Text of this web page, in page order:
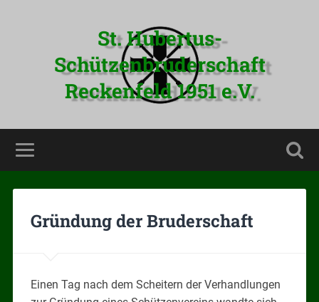
St. Hubertus-
Schützenbruderschaft
Reckenfeld 1951 e.V.
Gründung der Bruderschaft
Einen Tag nach dem Scheitern der Verhandlungen